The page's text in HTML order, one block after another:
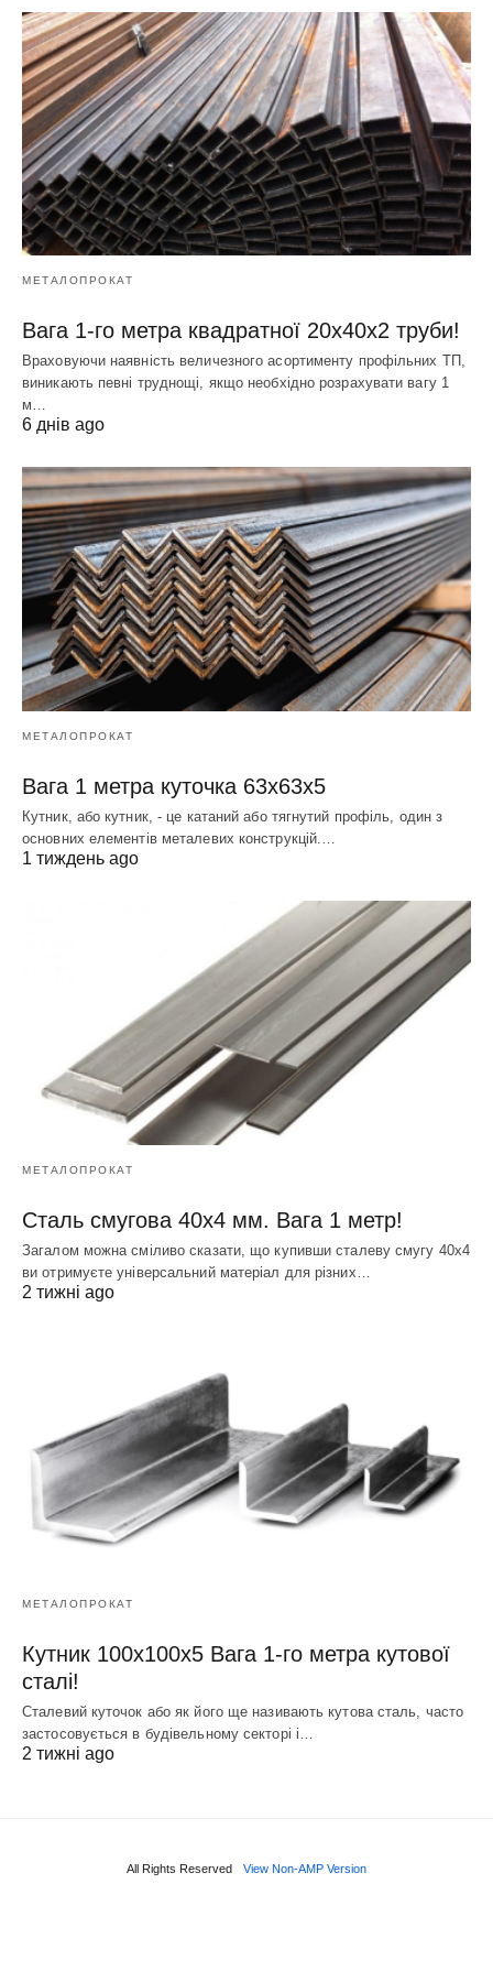
МЕТАЛОПРОКАТ
Вага 1-го метра квадратної 20х40х2 труби!
Враховуючи наявність величезного асортименту профільних ТП,
виникають певні труднощі, якщо необхідно розрахувати вагу 1
м…
6 днів ago
МЕТАЛОПРОКАТ
Вага 1 метра куточка 63х63х5
Кутник, або кутник, - це катаний або тягнутий профіль, один з
основних елементів металевих конструкцій.…
1 тиждень ago
МЕТАЛОПРОКАТ
Сталь смугова 40х4 мм. Вага 1 метр!
Загалом можна сміливо сказати, що купивши сталеву смугу 40х4
ви отримуєте універсальний матеріал для різних…
2 тижні ago
МЕТАЛОПРОКАТ
Кутник 100х100х5 Вага 1-го метра кутової
сталі!
Сталевий куточок або як його ще називають кутова сталь, часто
застосовується в будівельному секторі і…
2 тижні ago
All Rights Reserved View Non-AMP Version